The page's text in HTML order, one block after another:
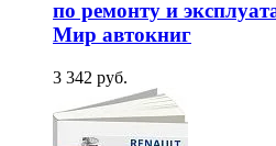
по ремонту и
Мир автокниг
3 342 руб.